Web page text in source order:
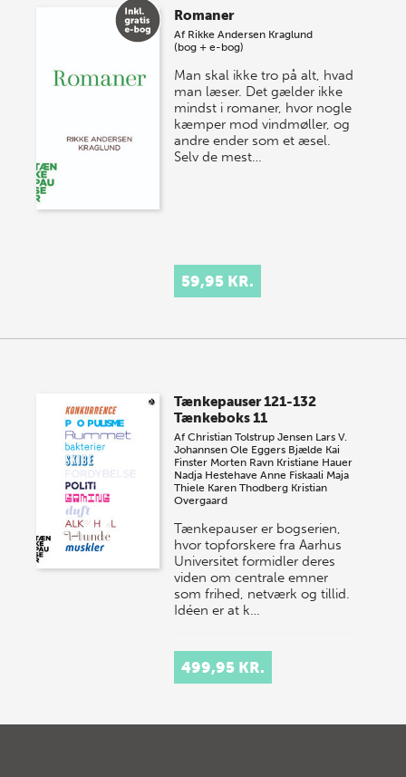
Romaner
Af Rikke Andersen Kraglund
(bog + e-bog)
Man skal ikke tro på alt, hvad
man læser. Det gælder ikke
mindst i romaner, hvor nogle
kæmper mod vindmøller, og
andre ender som et æsel.
Selv de mest…
59,95 KR.
Tænkepauser 121-132
Tænkeboks 11
AfChristian Tolstrup Jensen Lars V.
Johannsen Ole Eggers Bjælde Kai
Finster Morten Ravn Kristiane Hauer
Nadja Hestehave Anne Fiskaali Maja
Thiele Karen Thodberg Kristian
Overgaard
Tænkepauser er bogserien,
hvor topforskere fra Aarhus
Universitet formidler deres
viden om centrale emner
som frihed, netværk og tillid.
Idéen er at k…
499,95 KR.